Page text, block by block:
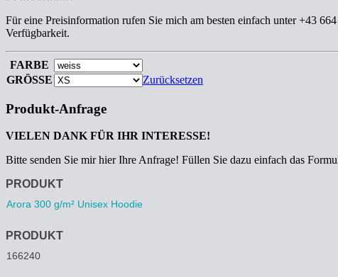
Für eine Preisinformation rufen Sie mich am besten einfach unter +43
Verfügbarkeit.
FARBE
GRÖSSE
Zurücksetzen
Produkt-Anfrage
VIELEN DANK FÜR IHR INTERESSE!
Bitte senden Sie mir hier Ihre Anfrage! Füllen Sie dazu einfach das
Anfrage
PRODUKT
PRODUKT